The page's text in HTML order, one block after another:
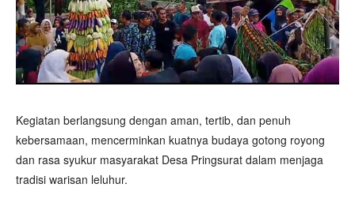
Kegiatan berlangsung dengan aman, tertib, dan penuh
kebersamaan, mencerminkan kuatnya budaya gotong royong
dan rasa syukur masyarakat Desa Pringsurat dalam menjaga
tradisi warisan leluhur.